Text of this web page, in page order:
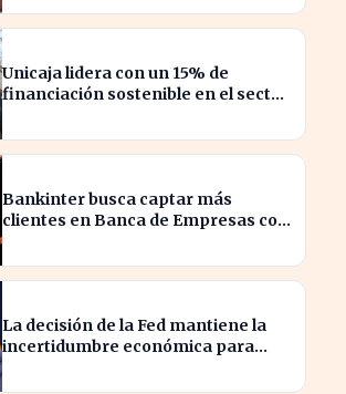
Unicaja lidera con un 15% de
financiación sostenible en el sector
Bankinter busca captar más
clientes en Banca de Empresas con
La decisión de la Fed mantiene la
incertidumbre económica para